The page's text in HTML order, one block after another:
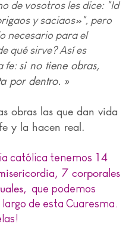
de vosotros les dice: "Id
y saciaos»", pero
necesario para el
qué sirve? Así es
fe: si no tiene obras,
por dentro. »
obras las que dan vida
y la hacen real.
católica tenemos 14
7 corporales
que podemos
largo de esta Cuaresma.